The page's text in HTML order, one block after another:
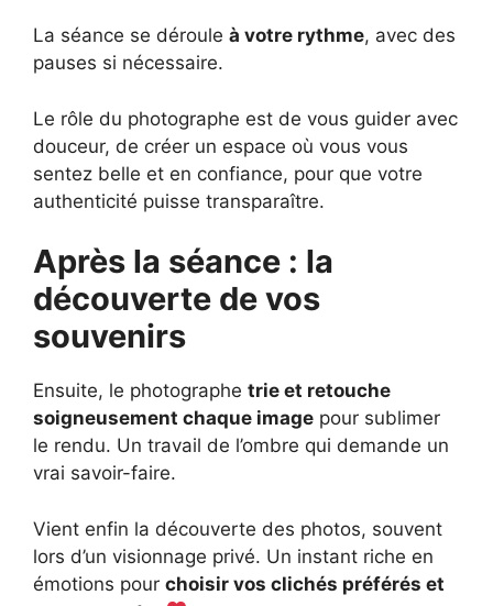
La séance se déroule à votre rythme, avec des
pauses si nécessaire.
Le rôle du photographe est de vous guider avec
douceur, de créer un espace où vous vous
sentez belle et en confiance, pour que votre
authenticité puisse transparaître.
Après la séance : la
découverte de vos
souvenirs
Ensuite, le photographe trie et retouche
soigneusement chaque image pour sublimer
le rendu. Un travail de l’ombre qui demande un
vrai savoir-faire.
Vient enfin la découverte des photos, souvent
lors d’un visionnage privé. Un instant riche en
émotions pour choisir vos clichés préférés et